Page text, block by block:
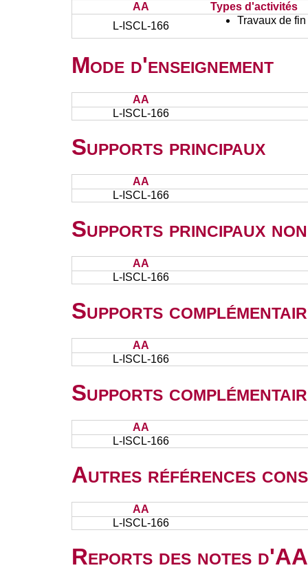
AA
Types d'activités
L-ISCL-166
Travaux de
Mode d'enseignement
AA
L-ISCL-166
Supports principaux
AA
L-ISCL-166
Supports principaux
AA
L-ISCL-166
Supports
AA
L-ISCL-166
Supports
AA
L-ISCL-166
Autres références
AA
L-ISCL-166
Reports des notes